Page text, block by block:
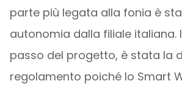
parte più legata alla fonia è
autonomia dalla filiale italiana.
passo del progetto, è stata la
regolamento poiché lo Smart